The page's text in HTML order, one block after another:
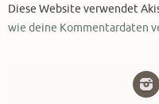
Diese Website verwendet
wie deine Kommentardaten